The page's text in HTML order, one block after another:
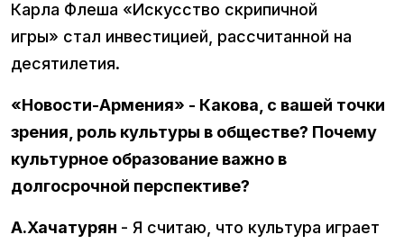
Карла Флеша «Искусство скрипичной
игры» стал инвестицией, рассчитанной на
десятилетия.
«Новости-Армения» - Какова, с вашей точки
зрения, роль культуры в обществе? Почему
культурное образование важно в
долгосрочной перспективе?
А.Хачатурян - Я считаю, что культура играет